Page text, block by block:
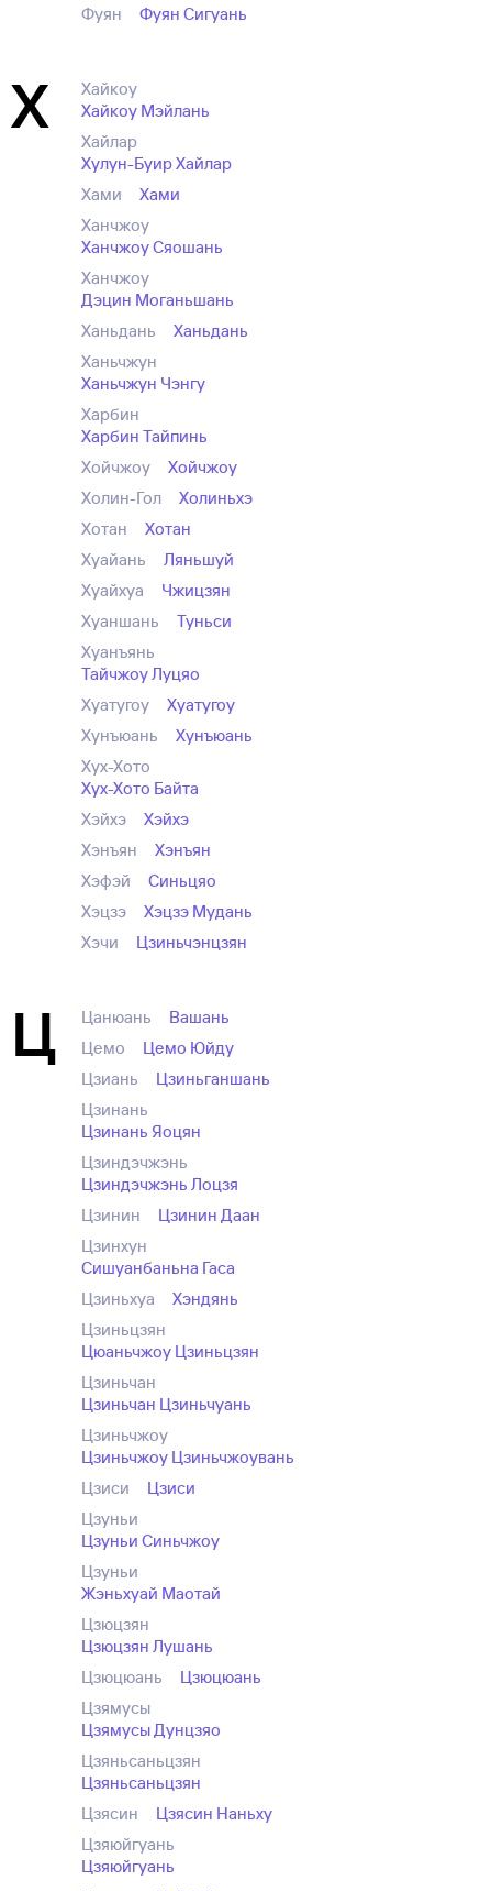
Фуян Фуян Сигуань
Х
Хайкоу
Хайкоу Мэйлань
Хайлар
Хулун-Буир Хайлар
Хами
Хами
Ханчжоу
Ханчжоу Сяошань
Ханчжоу
Дэцин Моганьшань
Ханьдань
Ханьдань
Ханьчжун
Ханьчжун Чэнгу
Харбин
Харбин Тайпинь
Хойчжоу
Хойчжоу
Холин-Гол
Холиньхэ
Хотан
Хотан
Хуайань
Ляньшуй
Хуайхуа
Чжицзян
Хуаншань
Туньси
Хуанъянь
Тайчжоу Луцяо
Хуатугоу
Хуатугоу
Хунъюань
Хунъюань
Хух-Хото
Хух-Хото Байта
Хэйхэ
Хэйхэ
Хэнъян
Хэнъян
Хэфэй
Синьцяо
Хэцзэ
Хэцзэ Мудань
Хэчи
Цзиньчэнцзян
Ц Цанюань
Вашань
Цемо
Цемо Юйду
Цзиань
Цзиньганшань
Цзинань
Цзинань Яоцян
Цзиндэчжэнь
Цзиндэчжэнь Лоцзя
Цзинин
Цзинин Даан
Цзинхун
Сишуанбаньна Гаса
Цзиньхуа
Хэндянь
Цзиньцзян
Цюаньчжоу Цзиньцзян
Цзиньчан
Цзиньчан Цзиньчуань
Цзиньчжоу
Цзиньчжоу Цзиньчжоувань
Цзиси
Цзиси
Цзуньи
Цзуньи Синьчжоу
Цзуньи
Жэньхуай Маотай
Цзюцзян
Цзюцзян Лушань
Цзюцюань
Цзюцюань
Цзямусы
Цзямусы Дунцзяо
Цзяньсаньцзян
Цзяньсаньцзян
Цзясин
Цзясин Наньху
Цзяюйгуань
Цзяюйгуань